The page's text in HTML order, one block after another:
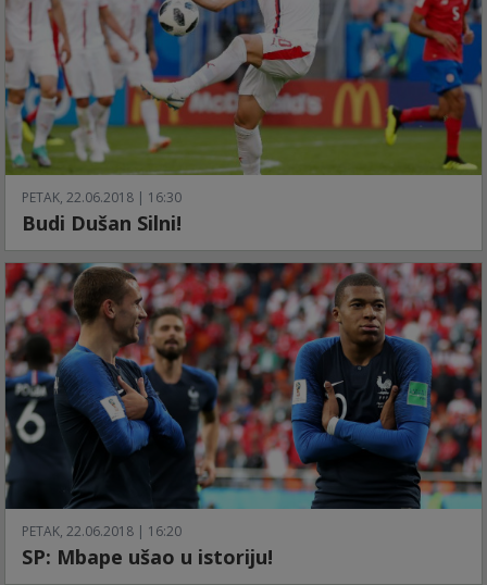
PETAK, 22.06.2018 | 16:30
Budi Dušan Silni!
PETAK, 22.06.2018 | 16:20
SP: Mbape ušao u istoriju!